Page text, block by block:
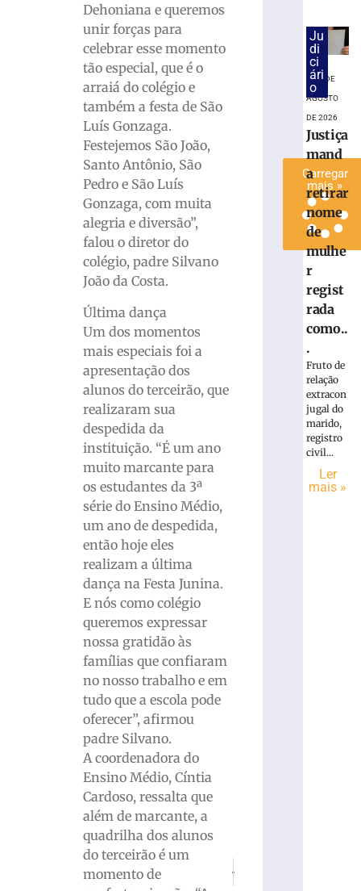
Dehoniana e queremos
unir forças para
celebrar esse momento
tão especial, que é o
arraiá do colégio e
também a festa de São
Luís Gonzaga.
Festejemos São João,
Santo Antônio, São
Pedro e São Luís
Gonzaga, com muita
alegria e diversão”,
falou o diretor do
colégio, padre Silvano
João da Costa.
Última dança
Um dos momentos
mais especiais foi a
apresentação dos
alunos do terceirão, que
realizaram sua
despedida da
instituição. “É um ano
muito marcante para
os estudantes da 3ª
série do Ensino Médio,
um ano de despedida,
então hoje eles
realizam a última
dança na Festa Junina.
E nós como colégio
queremos expressar
nossa gratidão às
famílias que confiaram
no nosso trabalho e em
tudo que a escola pode
oferecer”, afirmou
padre Silvano.
A coordenadora do
Ensino Médio, Cíntia
Cardoso, ressalta que
além de marcante, a
quadrilha dos alunos
do terceirão é um
momento de
Rio
agosto
mais
Carregar
mais »
Ju
di
ci
ári
o
8 DE
AGOSTO
DE 2026
Justiça
mand
a
retirar
nome
de
mulhe
r
regist
rada
como..
.
Fruto de
relação
extracon
jugal do
marido,
registro
civil...
Ler
mais »